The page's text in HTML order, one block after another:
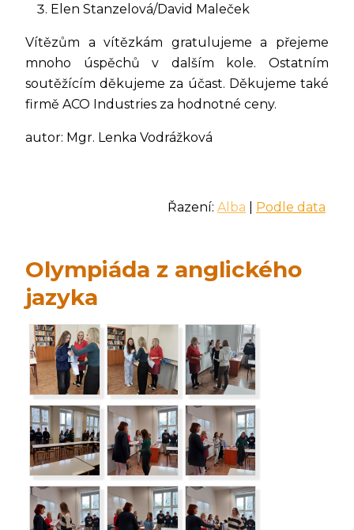
Elen Stanzelová/David Maleček
Vítězům a vítězkám gratulujeme a přejeme
mnoho úspěchů v dalším kole. Ostatním
soutěžícím děkujeme za účast. Děkujeme také
firmě ACO Industries za hodnotné ceny.
autor: Mgr. Lenka Vodrážková
Řazení: Alba Podle data
Olympiáda z anglického
jazyka